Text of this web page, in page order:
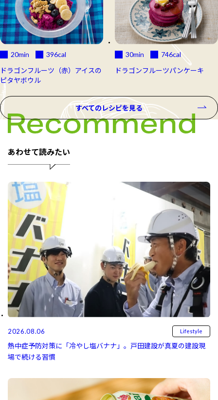
20min 396cal
ドラゴンフルーツ（赤）アイスの
ピタヤボウル
30min 746cal
ドラゴンフルーツパンケーキ
すべてのレシピを見る
あわせて読みたい
2026.08.06 Lifestyle
熱中症予防対策に「冷やし塩バナナ」。戸田建設が真夏の建設現
場で続ける習慣